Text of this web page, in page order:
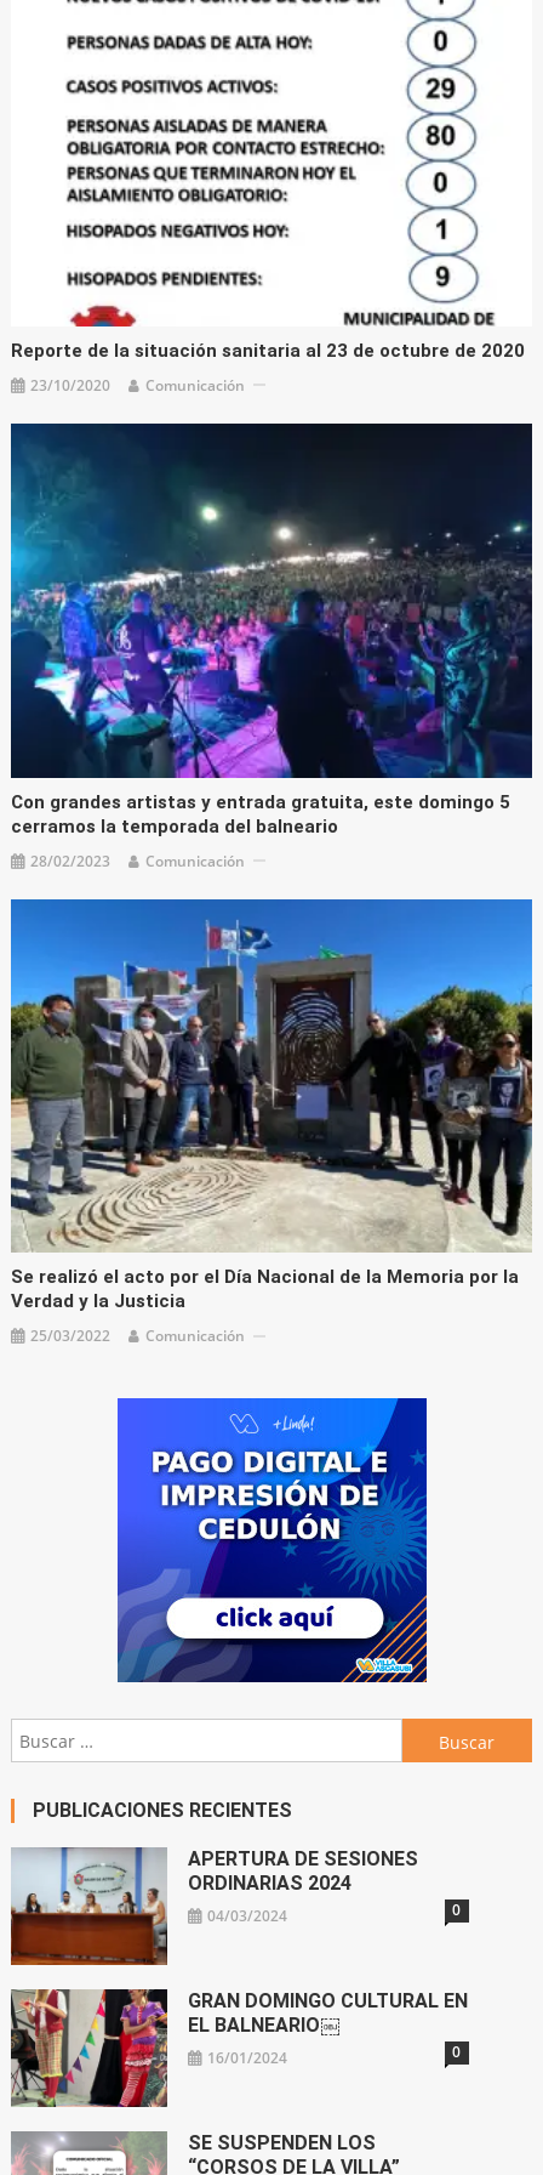
Reporte de la situación sanitaria al 23 de octubre de 2020
23/10/2020 Comunicación
Con grandes artistas y entrada gratuita, este domingo 5
cerramos la temporada del balneario
28/02/2023 Comunicación
Se realizó el acto por el Día Nacional de la Memoria por la
Verdad y la Justicia
25/03/2022 Comunicación
Buscar:
PUBLICACIONES RECIENTES
APERTURA DE SESIONES
ORDINARIAS 2024
04/03/2024 0
GRAN DOMINGO CULTURAL EN
EL BALNEARIO￼
16/01/2024 0
SE SUSPENDEN LOS
“CORSOS DE LA VILLA”